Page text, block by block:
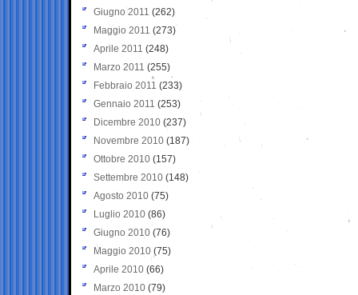
Giugno 2011 (262)
Maggio 2011 (273)
Aprile 2011 (248)
Marzo 2011 (255)
Febbraio 2011 (233)
Gennaio 2011 (253)
Dicembre 2010 (237)
Novembre 2010 (187)
Ottobre 2010 (157)
Settembre 2010 (148)
Agosto 2010 (75)
Luglio 2010 (86)
Giugno 2010 (76)
Maggio 2010 (75)
Aprile 2010 (66)
Marzo 2010 (79)